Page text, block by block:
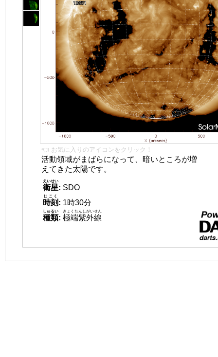
👈 お気に入りのアイコンをクリック！
活動領域がまばらになって、暗いところが増
えてきた太陽です。
衛星
えいせい
: SDO
時刻
じこく
: 1時30分
種類
しゅるい
: 極端紫外線
きょくたんしがいせん